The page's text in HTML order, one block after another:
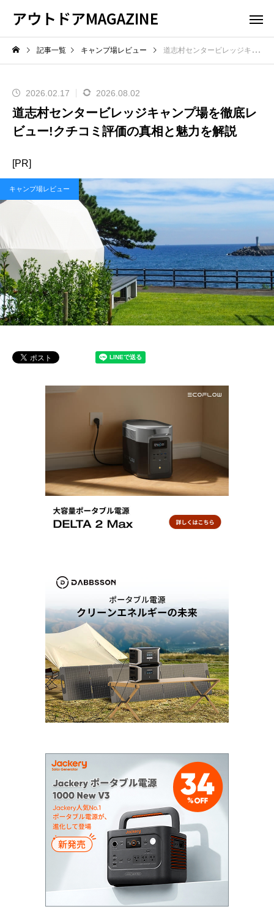
アウトドアMAGAZINE
記事一覧 キャンプ場レビュー 道志村センタービレッジキャンプ場を徹底レビュー!クチコミ評価の真相と魅力を解説
2026.02.17 2026.08.02
道志村センタービレッジキャンプ場を徹底レ
ビュー!クチコミ評価の真相と魅力を解説
[PR]
キャンプ場レビュー